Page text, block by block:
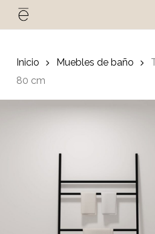
Cart
Inicio Muebles de baño
80 cm